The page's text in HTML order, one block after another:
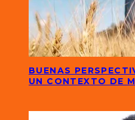
BUENAS
UN CONTEXTO DE